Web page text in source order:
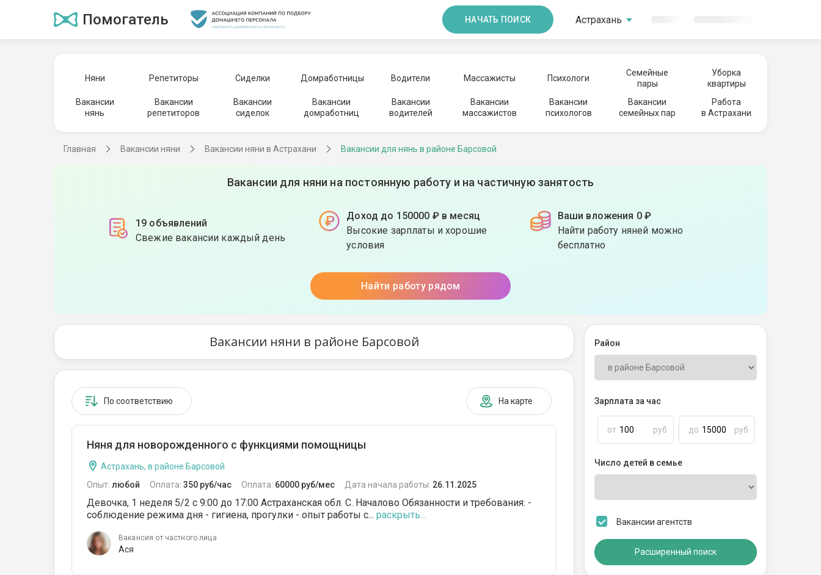
Помогатель НАЧАТЬ ПОИСК Астрахань
Няни Репетиторы Сиделки Домработницы Водители Массажисты Психологи
Семейные
пары
Уборка
квартиры
Вакансии
нянь
Вакансии
репетиторов
Вакансии
сиделок
Вакансии
домработниц
Вакансии
водителей
Вакансии
массажистов
Вакансии
психологов
Вакансии
семейных пар
Работа
в Астрахани
Главная Вакансии няни Вакансии няни в Астрахани Вакансии для нянь в районе Барсовой
Вакансии для няни на постоянную работу и на частичную занятость
19 объявлений
Свежие вакансии каждый день
Доход до 150000 ₽ в месяц
Высокие зарплаты и хорошие
условия
Ваши вложения 0 ₽
Найти работу няней можно
бесплатно
Найти работу рядом
Вакансии няни в районе Барсовой
По соответствию На карте
Няня для новорожденного с функциями помощницы
Астрахань, в районе Барсовой
Опыт: любой Оплата: 350 руб/час Оплата: 60000 руб/мес Дата начала работы: 26.11.2025
Девочка, 1 неделя 5/2 с 9:00 до 17:00 Астраханская обл. С. Началово Обязанности и требования: -
соблюдение режима дня - гигиена, прогулки - опыт работы с... раскрыть...
Вакансия от частного лица
Ася
Район
Зарплата за час
от руб до руб
Число детей в семье
Вакансии агентств
Расширенный поиск